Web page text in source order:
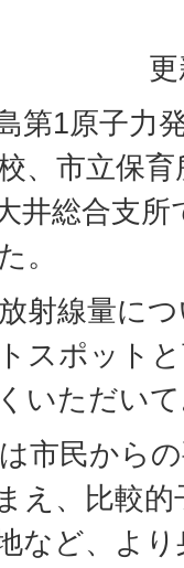
第1原子力
、市立保
井総合支
。
射線量に
スポット
いただい
市民から
え、比較
など、よ